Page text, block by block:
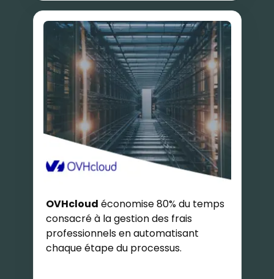
OVHcloud économise 80% du temps
consacré à la gestion des frais
professionnels en automatisant
chaque étape du processus.